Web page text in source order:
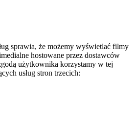
sprawia, że możemy wyświetlać filmy
hostowane przez dostawców
użytkownika korzystamy w tej
usług stron trzecich: